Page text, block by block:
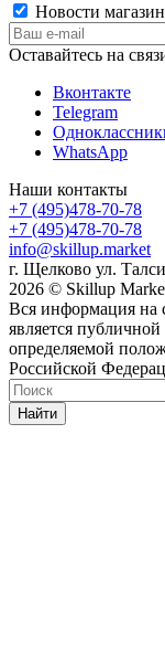
Новости
Оставайтесь на
Вконтакте
Telegram
WhatsApp
Наши контакты
+7 (495)478-70-78
+7 (495)478-70-78
info@skillup.market
г. Щелково ул.
2026 © Skillup
Вся информация на
является
определяемой
Российской
Найти